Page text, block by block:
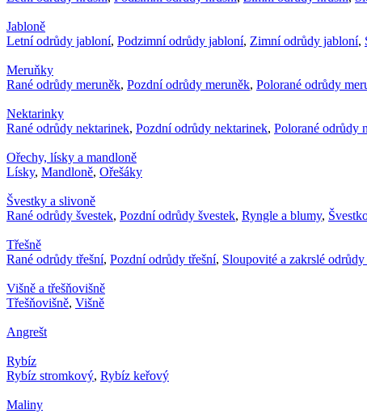
Jabloně
Letní odrůdy jabloní, Podzimní odrůdy jabloní, Zimní odrůdy jabloní,
Meruňky
Rané odrůdy meruněk, Pozdní odrůdy meruněk, Polorané odrůdy
Nektarinky
Rané odrůdy nektarinek, Pozdní odrůdy nektarinek, Polorané odrůdy
Ořechy, lísky a mandloně
Lísky, Mandloně, Ořešáky
Švestky a slivoně
Rané odrůdy švestek, Pozdní odrůdy švestek, Ryngle a blumy,
Třešně
Rané odrůdy třešní, Pozdní odrůdy třešní, Sloupovité a zakrslé odrůdy
Višně a třešňovišně
Třešňovišně, Višně
Angrešt
Rybíz
Rybíz stromkový, Rybíz keřový
Maliny